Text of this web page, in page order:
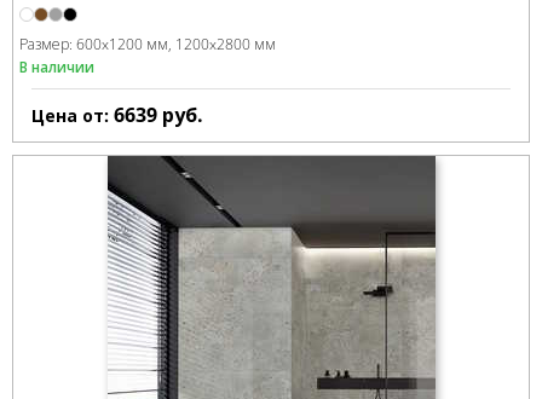
Размер: 600x1200 мм 1200x2800 мм
В наличии
Цена от: 6639 руб.